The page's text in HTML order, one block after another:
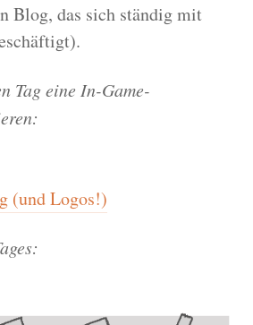
Blog, das sich ständig mit
Tag eine In-Game-
(und Logos!)